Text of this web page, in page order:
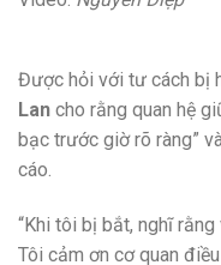
Được hỏi với tư cách bị
Lan cho rằng quan hệ
bạc trước giờ rõ ràng”
cáo.
“Khi tôi bị bắt, nghĩ
Tôi cảm ơn cơ quan